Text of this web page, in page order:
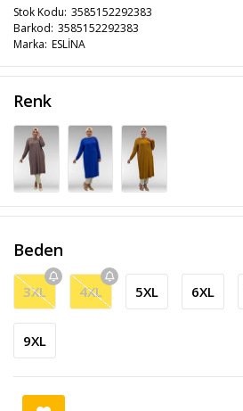
Stok Kodu 3585152292383
Barkod 3585152292383
Marka ESLİNA
Renk
Beden
3XL 4XL 5XL 6XL
9XL